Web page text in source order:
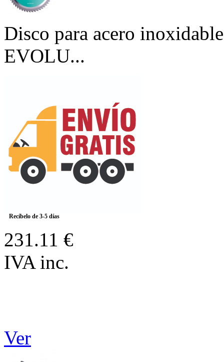
Disco para acero
EVOLU...
Recíbelo de 3-5 días
231.11 €
IVA inc.
Ver